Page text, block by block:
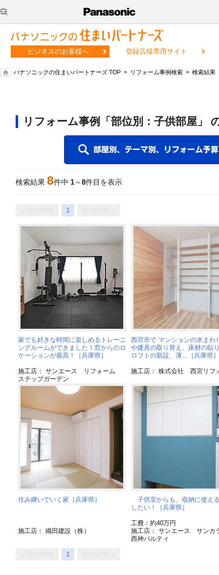
ビジネスのお客様へ 登録店様専用サイト
パナソニックの住まいパートナーズ TOP リフォーム事例検索 検索結果
リフォーム事例「部位別：子供部屋」
検索結果 8件中 1～8件目を表示
1
家でも好きな時間に楽しめるトレーニ
ングルームができました！窓からのロ
ケーションが最高！［兵庫県］
施工店： サンエース リフォーム
ステップガーデン
西宮市で マンションの水まわ
や建具の取り替え、床材の貼
ロフトの新設、薄...［兵庫県］
施工店： 株式会社 西宮リフ
住み継いでいく家［兵庫県］
施工店： 織田建設（株）
子供室からも、収納に使え
したい！［兵庫県］
工費：約40万円
施工店： サンエース サンカ
西神パルティ
1